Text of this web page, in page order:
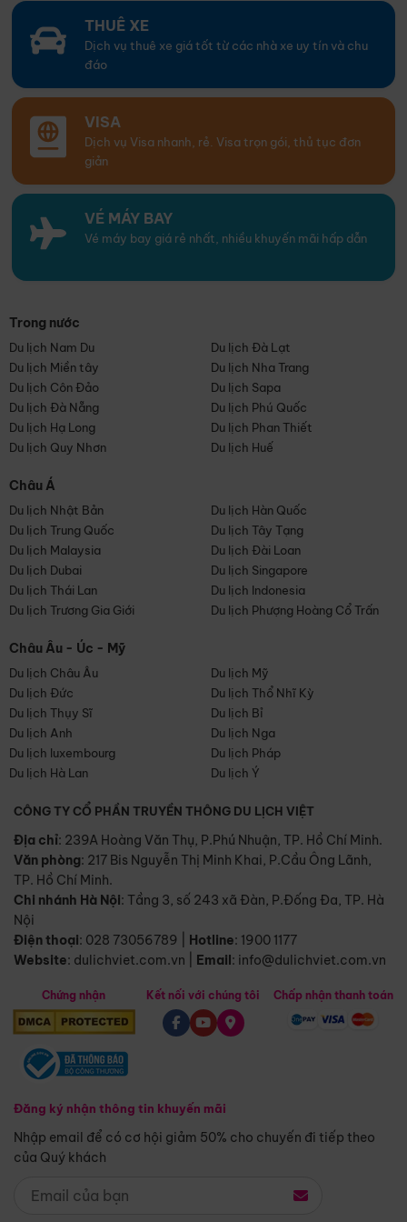
THUÊ XE
Dịch vụ thuê xe giá tốt từ các nhà xe uy tín và chu
đáo
VISA
Dịch vụ Visa nhanh, rẻ. Visa trọn gói, thủ tục đơn
giản
VÉ MÁY BAY
Vé máy bay giá rẻ nhất, nhiều khuyến mãi hấp dẫn
Trong nước
Du lịch Nam Du
Du lịch Đà Lạt
Du lịch Miền tây
Du lịch Nha Trang
Du lịch Côn Đảo
Du lịch Sapa
Du lịch Đà Nẵng
Du lịch Phú Quốc
Du lịch Hạ Long
Du lịch Phan Thiết
Du lịch Quy Nhơn
Du lịch Huế
Châu Á
Du lịch Nhật Bản
Du lịch Hàn Quốc
Du lịch Trung Quốc
Du lịch Tây Tạng
Du lịch Malaysia
Du lịch Đài Loan
Du lịch Dubai
Du lịch Singapore
Du lịch Thái Lan
Du lịch Indonesia
Du lịch Trương Gia Giới
Du lịch Phượng Hoàng Cổ Trấn
Châu Âu - Úc - Mỹ
Du lịch Châu Âu
Du lịch Mỹ
Du lịch Đức
Du lịch Thổ Nhĩ Kỳ
Du lịch Thụy Sĩ
Du lịch Bỉ
Du lịch Anh
Du lịch Nga
Du lịch luxembourg
Du lịch Pháp
Du lịch Hà Lan
Du lịch Ý
CÔNG TY CỔ PHẦN TRUYỀN THÔNG DU LỊCH VIỆT
Địa chỉ: 239A Hoàng Văn Thụ, P.Phú Nhuận, TP. Hồ Chí Minh.
Văn phòng: 217 Bis Nguyễn Thị Minh Khai, P.Cầu Ông Lãnh,
TP. Hồ Chí Minh.
Chi nhánh Hà Nội: Tầng 3, số 243 xã Đàn, P.Đống Đa, TP. Hà
Nội
Điện thoại: 028 73056789 Hotline: 1900 1177
Website: dulichviet.com.vn Email: info@dulichviet.com.vn
Chứng nhận
Đăng ký nhận thông tin khuyến mãi
Nhập email để có cơ hội giảm 50% cho chuyến đi tiếp theo
của Quý khách
Kết nối với chúng tôi Chấp nhận thanh toán